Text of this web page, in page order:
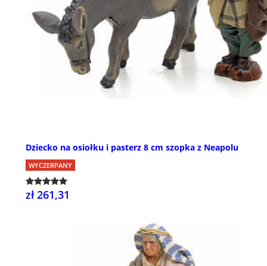
Dziecko na osiołku i pasterz 8 cm szopka z Neapolu
WYCZERPANY
zł 261,31